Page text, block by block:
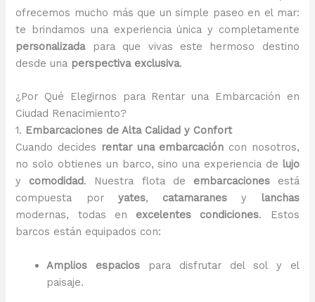
ofrecemos mucho más que un simple paseo en el mar:
te brindamos una experiencia única y completamente
personalizadapara que vivas este hermoso destino
desde una perspectiva exclusiva.
¿Por Qué Elegirnos para Rentar una Embarcación en
Ciudad Renacimiento?
1. Embarcaciones de Alta Calidad y Confort
Cuando decides rentar una embarcación con nosotros,
no solo obtienes un barco, sino una experiencia de lujo
y comodidad. Nuestra flota de embarcacionesestá
compuesta por yates, catamaranes y lanchas
modernas, todas en excelentes condiciones. Estos
barcos están equipados con:
Amplios espacios para disfrutar del sol y el
paisaje.